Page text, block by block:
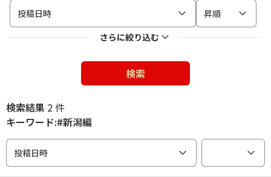
投稿日時
昇順
さらに絞り込む
検索
検索結果 2 件
キーワード:#新潟編
投稿日時